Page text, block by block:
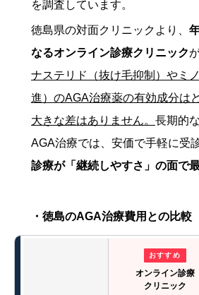
を調査しています。
徳島県の対面クリニックより、
なるオンライン診療クリニック
ナステリド（抜け毛抑制）やミ
進）のAGA治療薬の有効成分は
大きな差はありません。 長期的
AGA治療では、安価で手軽に受
診療が「継続しやすさ」の面で
・徳島のAGA治療費用との比較
おすすめ
オンライン診療
クリニック